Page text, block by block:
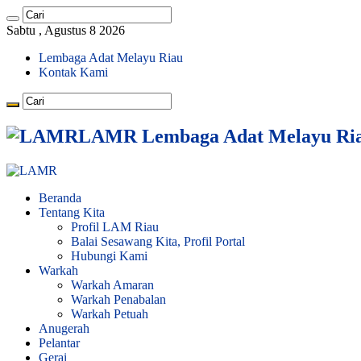
Sabtu , Agustus 8 2026
Lembaga Adat Melayu Riau
Kontak Kami
LAMR Lembaga Adat Melayu
Beranda
Tentang Kita
Profil LAM Riau
Balai Sesawang Kita, Profil Portal
Hubungi Kami
Warkah
Warkah Amaran
Warkah Penabalan
Warkah Petuah
Anugerah
Pelantar
Gerai